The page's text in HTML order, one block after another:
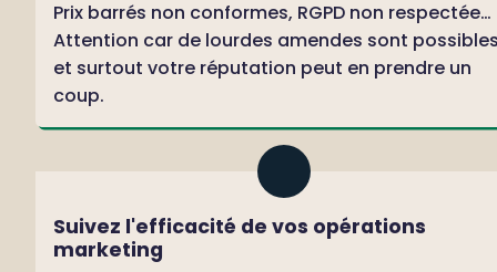
Prix barrés non conformes, RGPD non respectée…
Attention car de lourdes amendes sont
et surtout votre réputation peut en prendre un
coup.
Suivez l'efficacité de vos opérations
marketing